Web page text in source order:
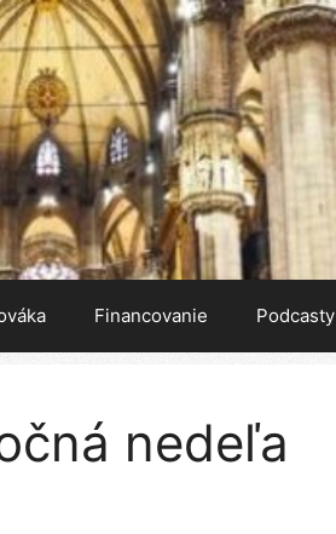
Financovanie Podcasty
nedeľa